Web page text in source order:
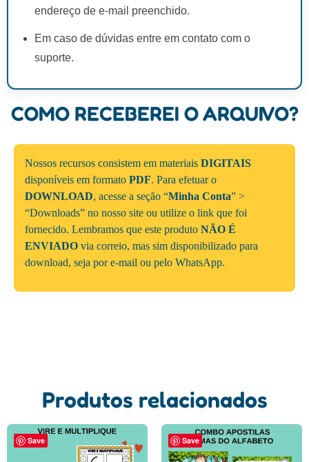
endereço de e-mail preenchido.
Em caso de dúvidas entre em contato com o
suporte.
COMO RECEBEREI O ARQUIVO?
Nossos recursos consistem em materiais DIGITAIS
disponíveis em formato PDF. Para efetuar o
DOWNLOAD, acesse a seção “Minha Conta” >
“Downloads” no nosso site ou utilize o link que foi
fornecido. Lembramos que este produto NÃO É
ENVIADO via correio, mas sim disponibilizado para
download, seja por e-mail ou pelo WhatsApp.
Produtos relacionados
Save Save